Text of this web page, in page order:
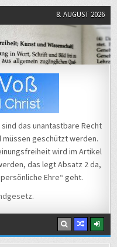
8. AUGUST 2026
das unantastbare Recht
geschützt werden.
wird im Artikel
das legt Absatz 2 da,
Ehre“ geht.
.